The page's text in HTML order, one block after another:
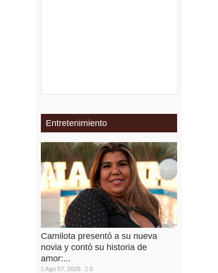
Entretenimiento
Camilota presentó a su nueva
novia y contó su historia de
amor:...
Ago 07, 2026 0